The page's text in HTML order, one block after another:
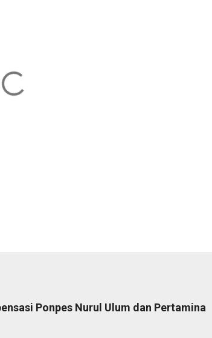
Ponpes Nurul Ulum dan Pertamina